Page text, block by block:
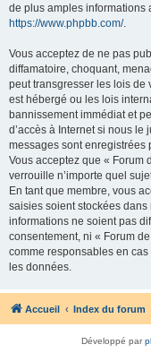
de plus amples informations
https://www.phpbb.com/.
Vous acceptez de ne pas
diffamatoire, choquant,
peut transgresser les lois de
est hébergé ou les lois
bannissement immédiat et
d’accès à Internet si nous
messages sont enregistrées
Vous acceptez que « Forum
verrouille n’importe quel
En tant que membre, vous
saisies soient stockées
informations ne soient pas
consentement, ni « Forum
comme responsables en
les données.
Accueil Index du forum
Développé par